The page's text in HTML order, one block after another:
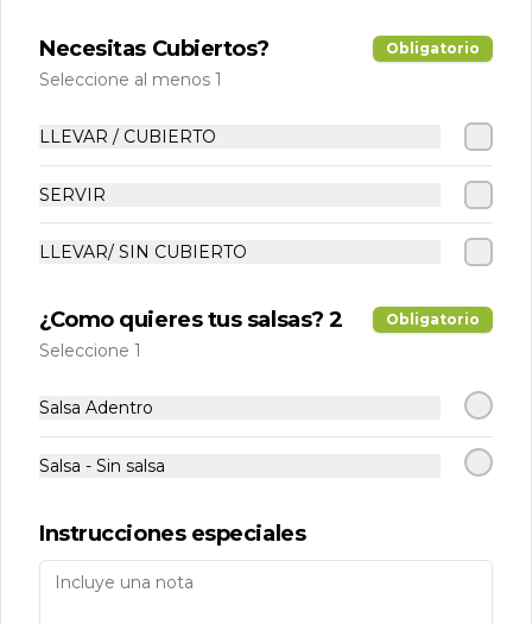
Conócenos
Despacho
Términos y condiciones
Redes sociales
Mi cuenta
Necesitas Cubiertos? Obligatorio
Seleccione al menos 1
LLEVAR / CUBIERTO
SERVIR
LLEVAR/ SIN CUBIERTO
¿Como quieres tus salsas? 2 Obligatorio
Seleccione 1
Salsa Adentro
Salsa - Sin salsa
Instrucciones especiales